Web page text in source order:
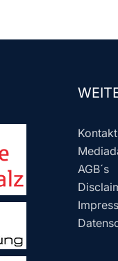
Kontakt
AGB´s